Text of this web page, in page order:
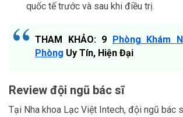
quốc tế trước và sau khi điều trị.
THAM KHẢO: 9
Phòng Khám
Phòng Uy Tín, Hiện Đại
Review đội ngũ bác sĩ
Tại Nha khoa Lạc Việt Intech, đội ngũ bác